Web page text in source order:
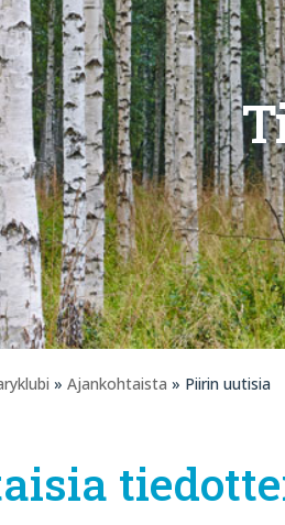
» Ajankohtaista » Piirin uutisia